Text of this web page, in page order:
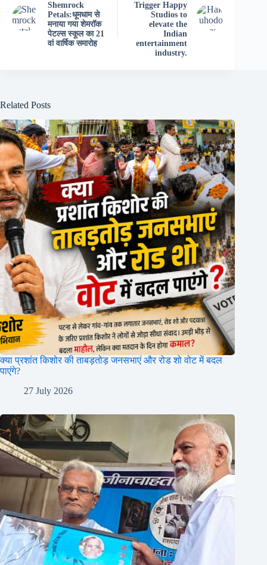
Shemrock
Petals:धूमधाम से
मनाया गया शेमरॉक
पेटल्स स्कूल का 21
वां वार्षिक समारोह
Trigger Happy
Studios to
elevate the
Indian
entertainment
industry.
Related Posts
क्या प्रशांत किशोर की ताबड़तोड़ जनसभाएं और रोड शो वोट में बदल
पाएंगे?
27 July 2026